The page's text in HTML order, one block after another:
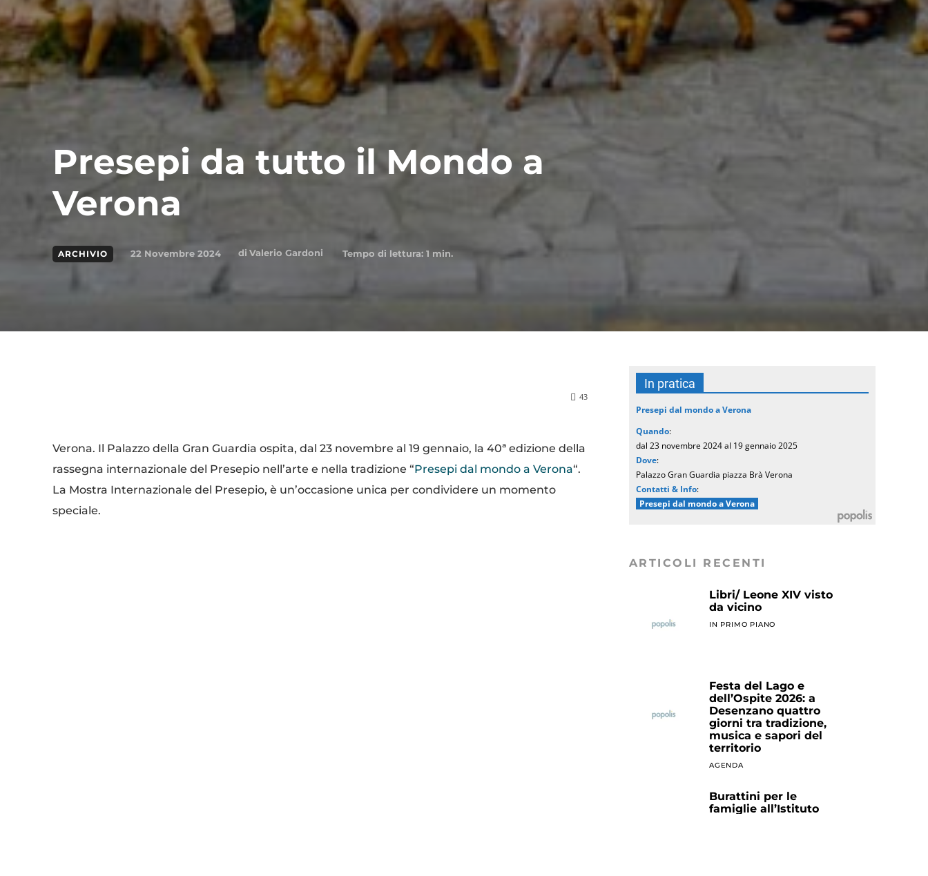
Presepi da tutto il Mondo a
Verona
ARCHIVIO 22 Novembre 2024 di Valerio Gardoni Tempo di lettura: 1 min.
43
Verona. Il Palazzo della Gran Guardia ospita, dal 23 novembre al 19 gennaio, la 40ª edizione della
rassegna internazionale del Presepio nell’arte e nella tradizione “Presepi dal mondo a Verona“.
La Mostra Internazionale del Presepio, è un’occasione unica per condividere un momento
speciale.
In pratica
Presepi dal mondo a Verona
Quando:
dal 23 novembre 2024 al 19 gennaio 2025
Dove:
Palazzo Gran Guardia piazza Brà Verona
Contatti & Info:
Presepi dal mondo a Verona
ARTICOLI RECENTI
Libri/ Leone XIV visto
da vicino
IN PRIMO PIANO
Festa del Lago e
dell’Ospite 2026: a
Desenzano quattro
giorni tra tradizione,
musica e sapori del
territorio
AGENDA
Burattini per le
famiglie all’Istituto